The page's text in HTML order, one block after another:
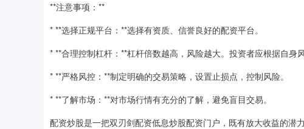
**注意事项：**
* **选择正规平台：**选择有资质、信誉良好的配资平台。
* **合理控制杠杆：**杠杆倍数越高，风险越大。投资者应根据自身
* **严格风控：**制定明确的交易策略，设置止损点，控制风险。
* **了解市场：**对市场行情有充分的了解，避免盲目交易。
配资炒股是一把双刃剑配资低息炒股配资门户，既有放大收益的潜